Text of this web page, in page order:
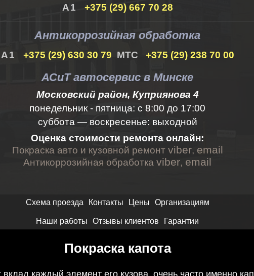
+375 (29) 667 70 28
Антикоррозийная обработка
+375 (29) 630 30 79 +375 (29) 238 70 00
АСиТ автосервис в Минске
Московский район, Куприянова 4
понедельник - пятница: с 8:00 до 17:00
суббота — воскресенье: выходной
Оценка стоимости ремонта онлайн:
Покраска авто и кузовной ремонт viber, email
Антикоррозийная обработка viber, email
Схема проезда Контакты Цены Организациям
Наши работы Отзывы клиентов Гарантии
Покраска капота
каждый элемент его кузова, очень часто именно